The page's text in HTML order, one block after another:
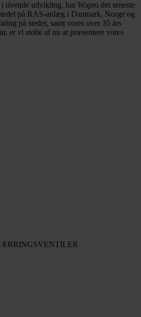
rivende udvikling, har Wapro det seneste
på RAS-anlæg i Danmark, Norge og
på stedet, samt vores over 35 års
er vi stolte af nu at præsentere vores